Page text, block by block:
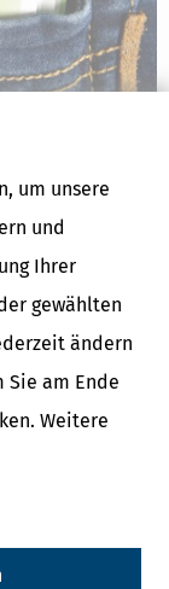
um unsere
und
Ihrer
gewählten
ändern
am Ende
Weitere
einfach nur
belehrt
nächste Euro-